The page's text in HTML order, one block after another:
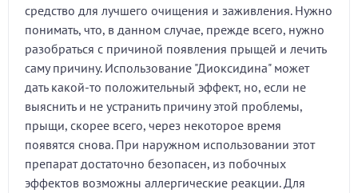
средство для лучшего очищения и заживления. Нужно
понимать, что, в данном случае, прежде всего, нужно
разобраться с причиной появления прыщей и лечить
саму причину. Использование "Диоксидина" может
дать какой-то положительный эффект, но, если не
выяснить и не устранить причину этой проблемы,
прыщи, скорее всего, через некоторое время
появятся снова. При наружном использовании этот
препарат достаточно безопасен, из побочных
эффектов возможны аллергические реакции. Для